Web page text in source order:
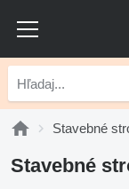
Stavebné
Stavebné